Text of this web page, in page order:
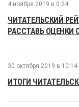
4 ноября 2019 в 0:24
ЧИТАТЕЛЬСКИЙ
РАССТАВЬ ОЦЕНКИ
30 октября 2019 в 10:14
ИТОГИ